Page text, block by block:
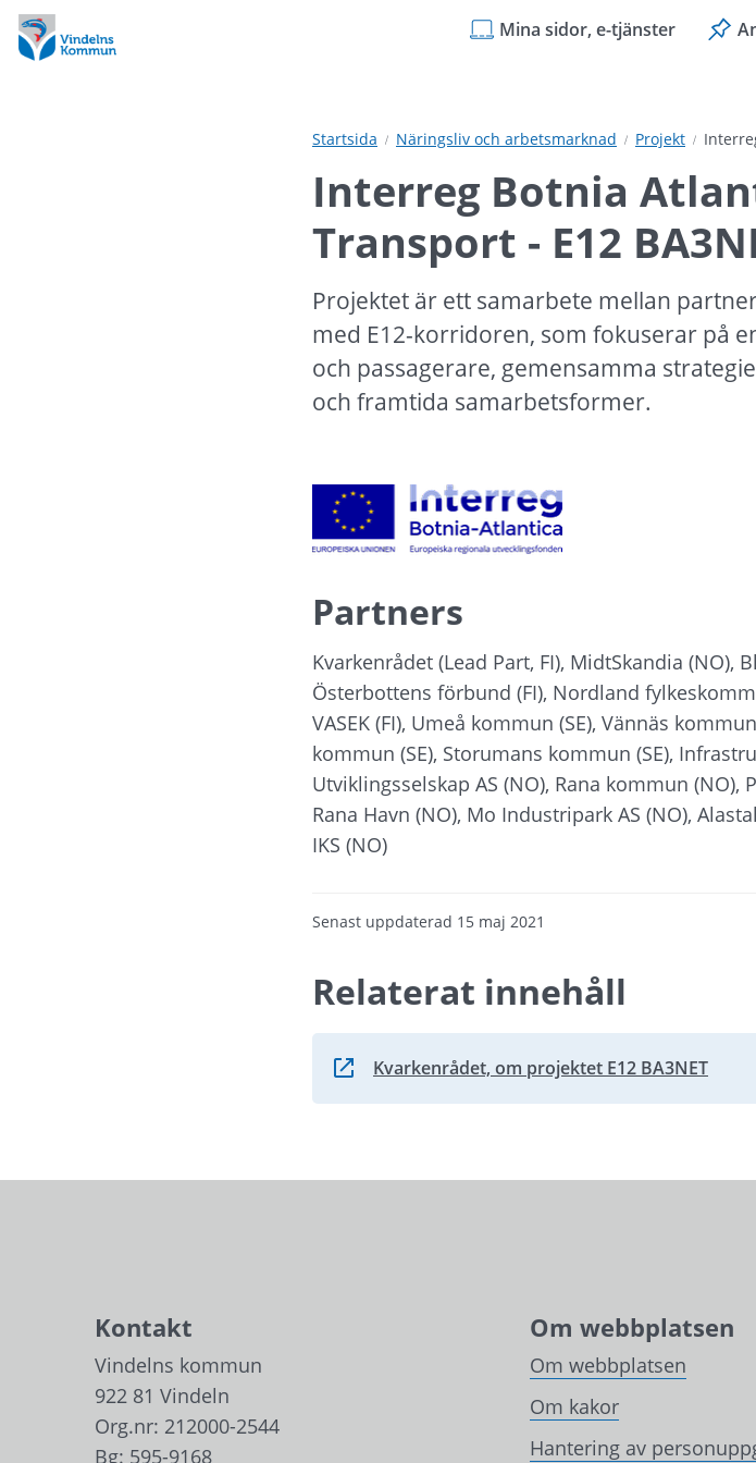
Hoppa
till
innehåll
Hoppa
till
undermeny
Mina sidor, e-tjänster
Startsida Näringsliv och arbetsmarknad Projekt
Interreg Botnia
Transport - E12
Projektet är ett samarbete mellan
med E12-korridoren, som fokuserar på
och passagerare, gemensamma
och framtida samarbetsformer.
Partners
Kvarkenrådet (Lead Part, FI), MidtSkandia (NO),
Österbottens förbund (FI), Nordland
VASEK (FI), Umeå kommun (SE), Vännäs
kommun (SE), Storumans kommun (SE),
Utviklingsselskap AS (NO), Rana kommun
Rana Havn (NO), Mo Industripark AS (NO),
IKS (NO)
Senast uppdaterad 15 maj 2021
Relaterat innehåll
Kvarkenrådet, om projektet E12 BA3NET
Länk till annan webbplats.
Kontakt
Vindelns kommun
922 81 Vindeln
Org.nr: 212000-2544
Bg: 595-9168
Om webbplatsen
Om webbplatsen
Om kakor
Hantering av